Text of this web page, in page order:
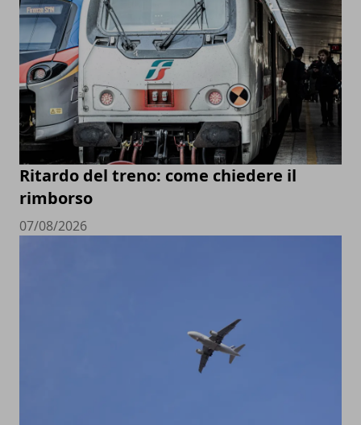
Ritardo del treno: come chiedere il
rimborso
07/08/2026